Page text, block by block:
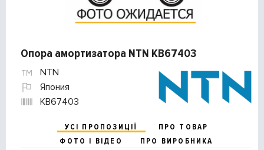
Опора амортизатора NTN KB67403
NTN
Япония
KB67403
УСІ ПРОПОЗИЦІЇ
ПРО ТОВАР
ФОТО І ВІДЕО
ПРО ВИРОБНИКА